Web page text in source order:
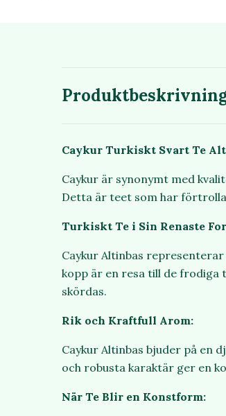
Caykur Turkiskt Svart Te
Caykur är synonymt med
Detta är teet som har
Turkiskt Te i Sin Renaste
Caykur Altinbas
kopp är en resa till de
skördas.
Rik och Kraftfull Arom:
Caykur Altinbas bjuder på en
och robusta karaktär ger en
När Te Blir en Konstform: